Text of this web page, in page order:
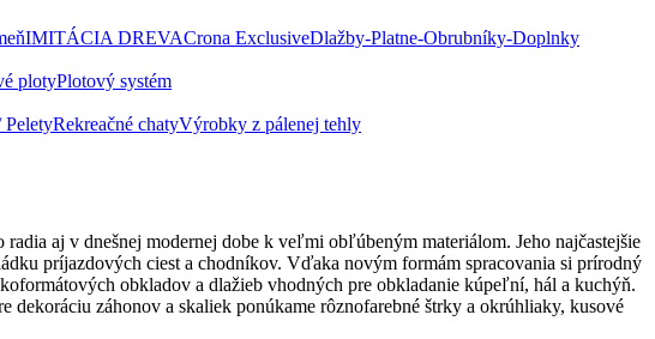
IMITÁCIA DREVACrona ExclusiveDlažby-Platne-Obrubníky-Doplnky
plotyPlotový systém
Rekreačné chatyVýrobky z pálenej tehly
aj v dnešnej modernej dobe k veľmi obľúbeným materiálom. Jeho najčastejšie
príjazdových ciest a chodníkov. Vďaka novým formám spracovania si prírodný
obkladov a dlažieb vhodných pre obkladanie kúpeľní, hál a kuchýň.
záhonov a skaliek ponúkame rôznofarebné štrky a okrúhliaky, kusové